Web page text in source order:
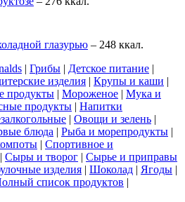
глазурью – 248 ккал.
| Грибы | Детское питание |
изделия | Крупы и каши |
продукты | Мороженое | Мука и
продукты | Напитки
| Овощи и зелень |
блюда | Рыба и морепродукты |
| Спортивное и
| Сыры и творог | Сырье и приправы
изделия | Шоколад | Ягоды |
список продуктов |